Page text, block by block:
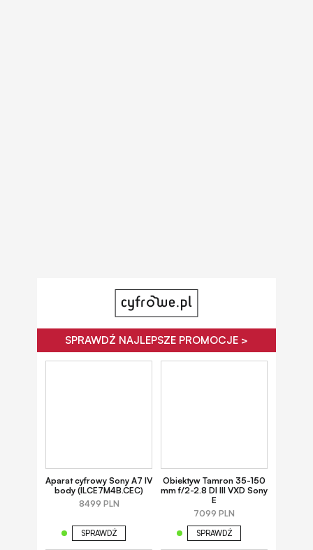
SPRAWDŹ NAJLEPSZE PROMOCJE >
Aparat cyfrowy Sony A7 IV
body (ILCE7M4B.CEC)
8499 PLN
SPRAWDŹ
Obiektyw Tamron 35-150
mm f/2-2.8 DI III VXD Sony
E
7099 PLN
SPRAWDŹ